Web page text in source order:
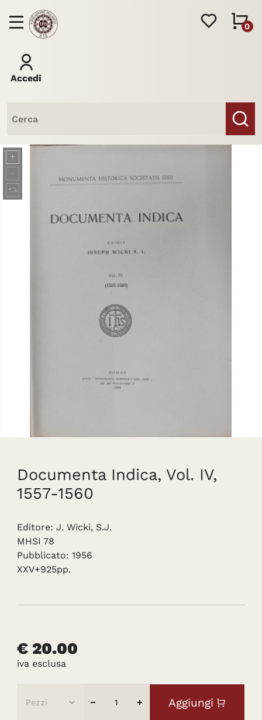
0
Accedi
Documenta Indica, Vol. IV,
1557-1560
Editore: J. Wicki, S.J.
MHSI 78
Pubblicato: 1956
XXV+925pp.
€ 20.00
iva esclusa
Aggiungi